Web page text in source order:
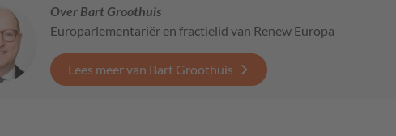
Over Bart Groothuis
Europarlementariër en fractielid van Renew Europa
Lees meer van Bart Groothuis